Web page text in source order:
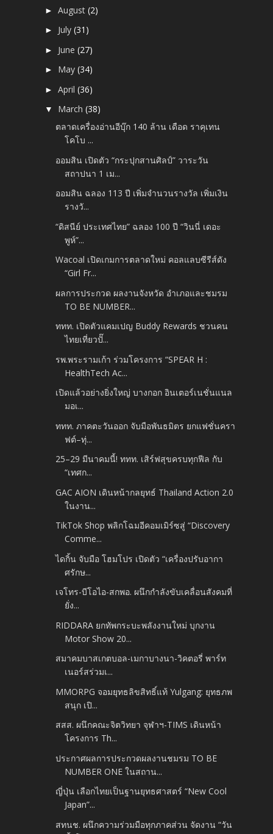
►August(2)
► July(31)
► June(27)
► May(34)
►April(36)
▼ March(38)
ตลาดเครื่องอ่านอีบุ๊ก 140 ล้าน เดือด ราคุเทน
โคโบ ...
ออมสิน เปิดตัว “กระปุกสานศิลป์” วาระวัน
สถาปนา 1 เม...
ออมสิน ฉลอง 113 ปี เพิ่มจำนวนรางวัล เพิ่มเงิน
รางวั...
“ดิสนีย์ ประเทศไทย” ฉลอง 100 ปี “วินนี่ เดอะ
พูห์”...
Wacoal เปิดเกมการตลาดใหม่ คอลแลบซีรีส์ดัง
“Girl Fr...
ผลการประกวด ผลงานจังหวัด อำเภอและชมรม
TO BE NUMBER...
ททท. เปิดตัวแคมเปญ Buddy Rewards ชวนคน
ไทยเที่ยวปั๊...
รพ.พระรามเก้า ร่วมโครงการ “SPEAR H :
HealthTech Ac...
เปิดแล้วอย่างยิ่งใหญ่ บางกอก อินเตอร์เนชั่นแนล
มอเ...
ททท. ภาคตะวันออก จับมือพันธมิตร ยกแฟชั่นครา
ฟต์–ทุ่...
25–29 มีนาคมนี้! ททท. เสิร์ฟสุขครบทุกฟีล กับ
“เทศก...
GAC AION เดินหน้ากลยุทธ์ Thailand Action 2.0
ในงาน...
TikTok Shop พลิกโฉมอีคอมเมิร์ซสู่ “Discovery
Comme...
ไดกิ้น จับมือ โฮมโปร เปิดตัว “เครื่องปรับอากา
ศรักษ...
เจโทร-บีโอไอ-สกพอ. ผนึกกำลังขับเคลื่อนสังคมที่
ยั่ง...
RIDDARA ยกทัพกระบะพลังงานใหม่ บุกงาน
Motor Show 20...
สมาคมบาสเกตบอล-เมกาบางนา-วิคตอรี่ พาร์ท
เนอร์สร่วมเ...
MMORPG จอมยุทธลิขสิทธิ์แท้ Yulgang: ยุทธภพ
สนุก เปิ...
สสส. ผนึกคณะจิตวิทยา จุฬาฯ-TIMS เดินหน้า
โครงการ Th...
ประกาศผลการประกวดผลงานชมรม TO BE
NUMBER ONE ในสถาน...
ญี่ปุ่น เลือกไทยเป็นฐานยุทธศาสตร์ “New Cool
Japan”...
สทนช. ผนึกความร่วมมือทุกภาคส่วน จัดงาน “วัน